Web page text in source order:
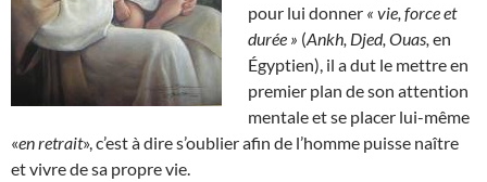
pour lui donner « vie, force et
durée » (Ankh, Djed, Ouas, en
Égyptien), il a dut le mettre en
premier plan de son attention
mentale et se placer lui-même
«en retrait», c’est à dire s’oublier afin de l’homme puisse naître
et vivre de sa propre vie.